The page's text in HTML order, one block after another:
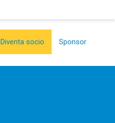
Diventa socio Sponsor